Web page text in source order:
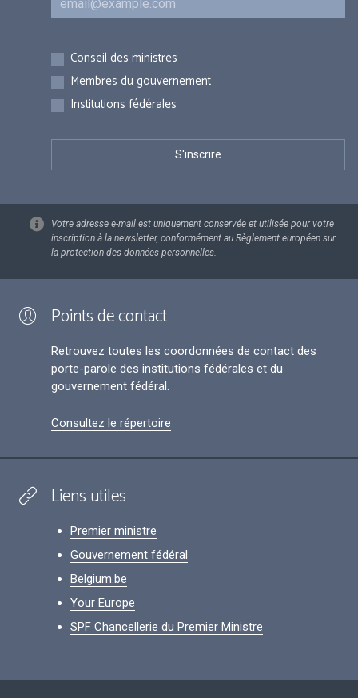
Inscriptions
Conseil des ministres
Membres du gouvernement
Institutions fédérales
Votre adresse e-mail est uniquement conservée et utilisée pour votre
inscription à la newsletter, conformément au Règlement européen sur
la protection des données personnelles.
Points de contact
Retrouvez toutes les coordonnées de contact des
porte-parole des institutions fédérales et du
gouvernement fédéral.
Consultez le répertoire
Liens utiles
Premier ministre
Gouvernement fédéral
Belgium.be
Your Europe
SPF Chancellerie du Premier Ministre